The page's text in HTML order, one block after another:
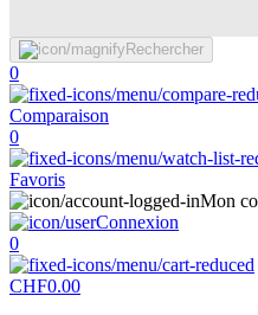
Rechercher
0
Comparaison
0
Favoris
Mon
Connexion
0
CHF0.00